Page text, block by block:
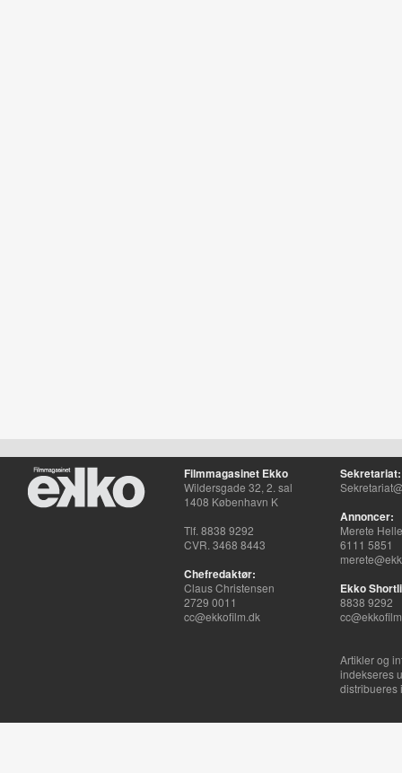
Filmmagasinet Ekko
Wildersgade 32, 2. sal
1408 København K
Tlf. 8838 9292
CVR. 3468 8443
Chefredaktør:
Claus Christensen
2729 0011
cc@ekkofilm.dk
Sekretariat:
Annoncer:
Merete
6111 5851
Ekko
8838 9292
Artikler og
indekseres
distribueres